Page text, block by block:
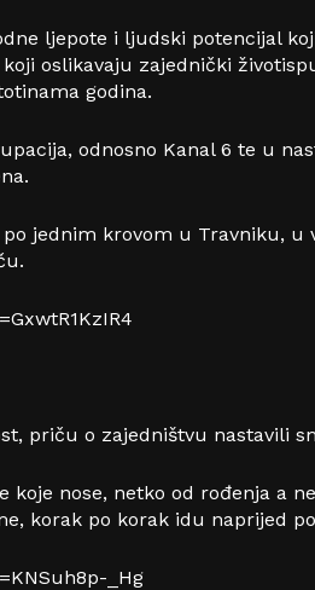
ljepote i ljudski potencijal
oslikavaju zajednički
godina.
odnosno Kanal 6 te u
jednim krovom u Travniku,
priču o zajedništvu nastavili
koje nose, netko od rođenja
korak po korak idu naprijed
_Hg